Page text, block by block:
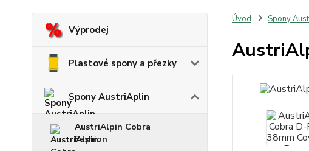
Výprodej
Plastové spony a přezky
Spony AustriAplin
AustriAlpin Cobra
Fashion
Úvod Spony